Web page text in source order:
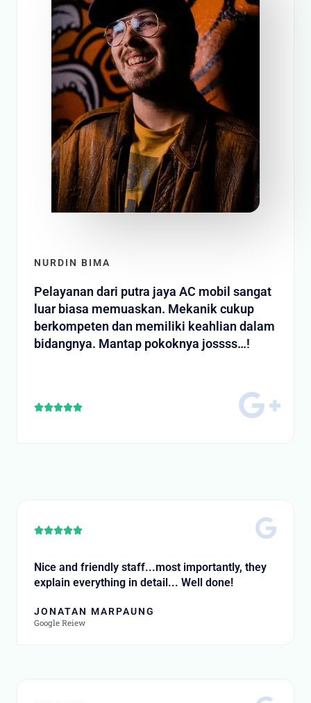
NURDIN BIMA
Pelayanan dari putra jaya AC mobil sangat
luar biasa memuaskan. Mekanik cukup
berkompeten dan memiliki keahlian dalam
bidangnya. Mantap pokoknya jossss…!
Rated
Rated
Nice and friendly staff...most importantly, they
explain everything in detail... Well done!
JONATAN MARPAUNG
Google Reiew